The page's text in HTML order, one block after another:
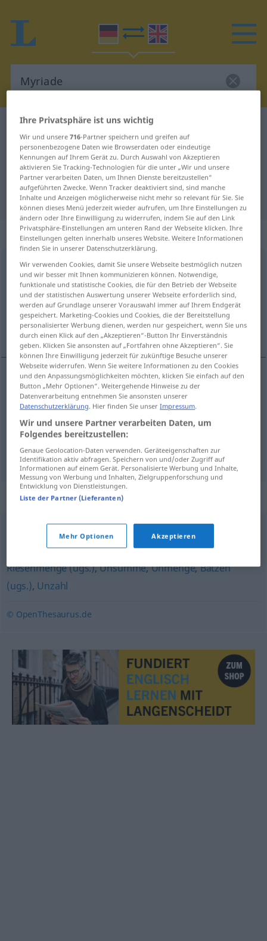
Deutsch-Englisch Wörterbuch
Deutsch-Englisch Übersetzung für
"Myriade"
"Myriade" Englisch Übersetzung
„Myriade“: Femininum
Myriade [myˈrɪ̆aːdə]f <Myriade;Myriaden>
Übersicht aller Übersetzungen
(Für mehr Details die Übersetzung anklicken/antippen)
myriad myriad
myriad Myriade
myriad Myriadevon Sternen, Insekten etc
MEISTPL>
Synonyme für "Myriade"
Zehntausend
Riesenmenge (ugs.),Unsumme,Unmenge,Batzen
(ugs.), Unzahl
© OpenThesaurus.de
Ihre Privatsphäre ist uns wichtig
Wir und unsere716-Partner speichern und greifen auf
personenbezogene Daten wie Browserdaten oder eindeutige
Kennungen auf Ihrem Gerät zu. Durch Auswahl von Akzeptieren
aktivieren Sie Tracking-Technologien für die unter „Wir und unsere
Partner verarbeiten Daten, um Ihnen Dienste bereitzustellen“
aufgeführten Zwecke. Wenn Tracker deaktiviert sind, sind manche
Inhalte und Anzeigen möglicherweise nicht mehr so relevant für Sie. Sie
können dieses Menü jederzeit wieder aufrufen, um Ihre Einstellungen zu
ändern oder Ihre Einwilligung zu widerrufen, indem Sie auf den Link
Privatsphäre-Einstellungen am unteren Rand der Webseite klicken. Ihre
Einstellungen gelten innerhalb unseres Website. Weitere Informationen
finden Sie in unserer Datenschutzerklärung.
Wir verwenden Cookies, damit Sie unsere Webseite bestmöglich nutzen
und wir besser mit Ihnen kommunizieren können. Notwendige,
funktionale und statistische Cookies, die für den Betrieb der Webseite
und der statistischen Auswertung unserer Webseite erforderlich sind,
werden auf Grundlage unserer Vorauswahl immer auf Ihrem Endgerät
gespeichert. Marketing-Cookies und Cookies, die der Bereitstellung
personalisierter Werbung dienen, werden nur gespeichert, wenn Sie uns
durch einen Klick auf den „Akzeptieren“-Button Ihr Einverständnis
geben. Klicken Sie ansonsten auf „Fortfahren ohne Akzeptieren“. Sie
können Ihre Einwilligung jederzeit für zukünftige Besuche unserer
Webseite widerrufen. Wenn Sie weitere Informationen zu den Cookies
und den Anpassungsmöglichkeiten möchten, klicken Sie einfach auf den
Button „Mehr Optionen“. Weitergehende Hinweise zu der
Datenverarbeitung entnehmen Sie ansonsten unserer
Datenschutzerklärung. Hier finden Sie unserImpressum.
Wir und unsere Partner verarbeiten Daten, um
Folgendes bereitzustellen:
Genaue Geolocation-Daten verwenden. Geräteeigenschaften zur
Identifikation aktiv abfragen. Speichern von und/oder Zugriff auf
Informationen auf einem Gerät. Personalisierte Werbung und Inhalte,
Messung von Werbung und Inhalten, Zielgruppenforschung und
Entwicklung von Dienstleistungen.
Liste der Partner (Lieferanten)
Mehr Optionen Akzeptieren